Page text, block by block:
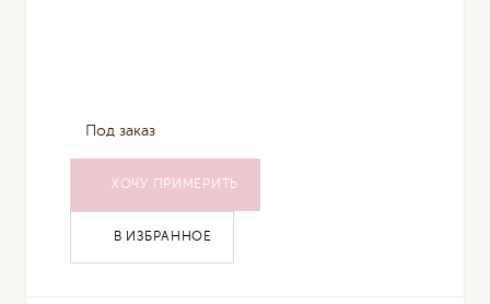
Под заказ
ХОЧУ ПРИМЕРИТЬ
В ИЗБРАННОЕ